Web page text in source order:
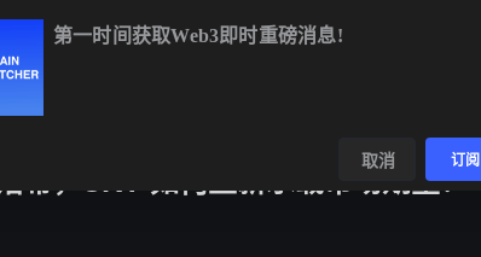
幕，SKY 如何重新承载市场期望？
第一时间获取Web3即时重磅消息!
取消 订阅